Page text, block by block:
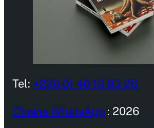
Tel: +229 01 40 19 93 26
Chaine WhatsApp : 2026